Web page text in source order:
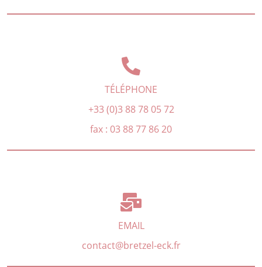
TÉLÉPHONE
+33 (0)3 88 78 05 72
fax : 03 88 77 86 20
EMAIL
contact@bretzel-eck.fr